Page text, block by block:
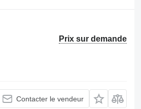
Prix sur demande
Contacter le vendeur